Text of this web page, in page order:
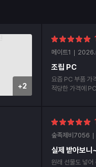
+2
메이트1
조립 PC
요즘 PC 부품 가
적당한 가격에
숲족제비7056
실제 받아보니
원래 선물도 넣어